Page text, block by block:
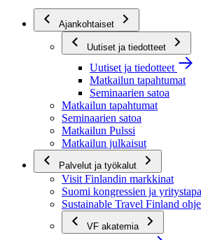
Ajankohtaiset
Uutiset ja tiedotteet
Uutiset ja tiedotteet
Matkailun tapahtumat
Seminaarien satoa
Matkailun tapahtumat
Seminaarien satoa
Matkailun Pulssi
Matkailun julkaisut
Palvelut ja työkalut
Visit Finlandin markkinat
Suomi kongressien ja
Sustainable Travel Finland
VF akatemia